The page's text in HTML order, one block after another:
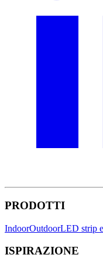
PRODOTTI
IndoorOutdoorLED strip
ISPIRAZIONE